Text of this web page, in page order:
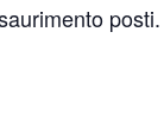
posti.